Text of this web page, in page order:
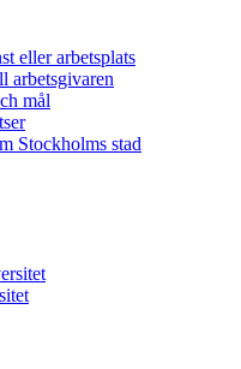
eller arbetsplats
arbetsgivaren
mål
Stockholms stad